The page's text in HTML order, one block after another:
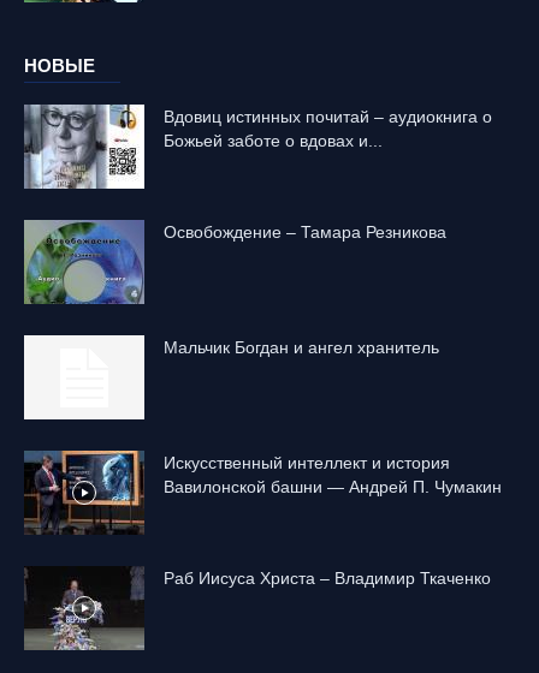
НОВЫЕ
Вдовиц истинных почитай – аудиокнига о
Божьей заботе о вдовах и...
Освобождение – Тамара Резникова
Mальчик Богдан и ангел хранитель
Искусственный интеллект и история
Вавилонской башни — Андрей П. Чумакин
Раб Иисуса Христа – Владимир Ткаченко